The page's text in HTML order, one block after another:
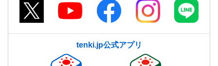
tenki.jp公式アプリ